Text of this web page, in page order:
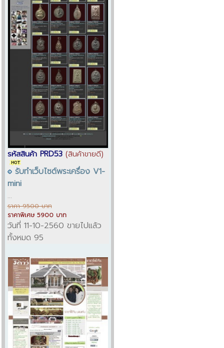
รหัสสินค้า PRD53 (สินค้าขายดี)
รับทำเว็บไซต์พระเครื่อง V1-
mini
...
ราคา 9500 บาท
ราคาพิเศษ 5900 บาท
วันที่ 11-10-2560 ขายไปแล้ว
ทั้งหมด 95